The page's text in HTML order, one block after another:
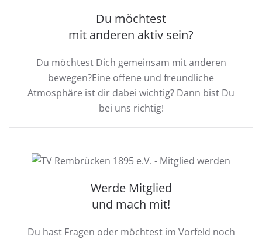
Du möchtest
mit anderen aktiv sein?
Du möchtest Dich gemeinsam mit anderen
bewegen?Eine offene und freundliche
Atmosphäre ist dir dabei wichtig? Dann bist Du
bei uns richtig!
Werde Mitglied
und mach mit!
Du hast Fragen oder möchtest im Vorfeld noch